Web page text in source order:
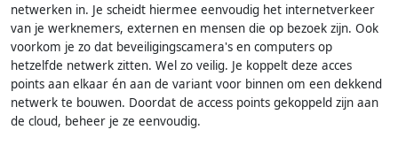
netwerken in. Je scheidt hiermee eenvoudig het internetverkeer
van je werknemers, externen en mensen die op bezoek zijn. Ook
voorkom je zo dat beveiligingscamera's en computers op
hetzelfde netwerk zitten. Wel zo veilig. Je koppelt deze acces
points aan elkaar én aan de variant voor binnen om een dekkend
netwerk te bouwen. Doordat de access points gekoppeld zijn aan
de cloud, beheer je ze eenvoudig.